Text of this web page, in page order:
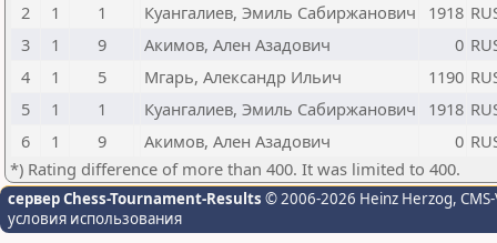
2
1 1 Куангалиев, Эмиль Сабиржанович 1918
3
1 9 Акимов, Ален Азадович 0
4
1 5 Мгарь, Александр Ильич 1190
5
1 1 Куангалиев, Эмиль Сабиржанович 1918
6
1 9 Акимов, Ален Азадович 0
*) Rating difference of more than 400. It was limited to 400.
сервер Chess-Tournament-Results © 2006-2026 Heinz Herzog,
условия использования